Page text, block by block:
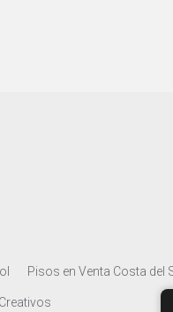
Pisos en Venta Costa del